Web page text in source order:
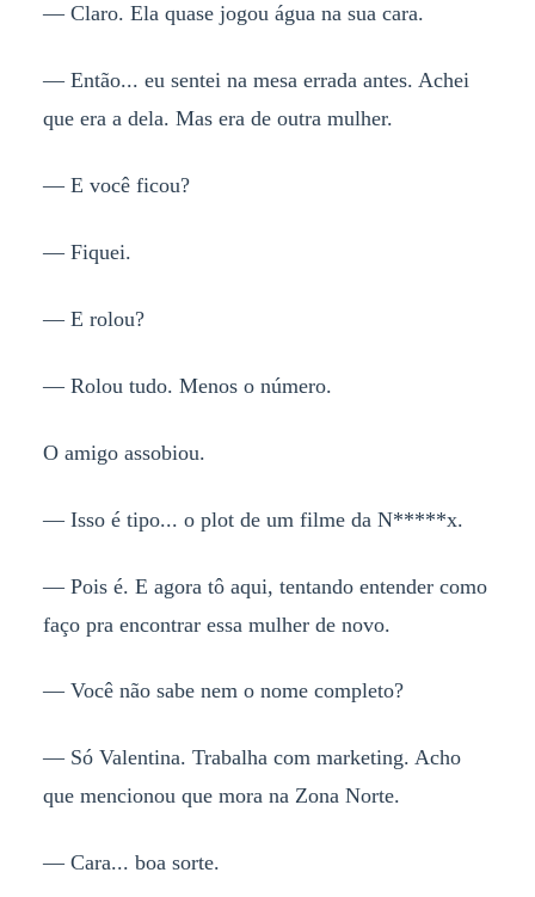
— Claro. Ela quase jogou água na sua cara.
— Então... eu sentei na mesa errada antes. Achei
que era a dela. Mas era de outra mulher.
— E você ficou?
— Fiquei.
— E rolou?
— Rolou tudo. Menos o número.
O amigo assobiou.
— Isso é tipo... o plot de um filme da N*****x.
— Pois é. E agora tô aqui, tentando entender como
faço pra encontrar essa mulher de novo.
— Você não sabe nem o nome completo?
— Só Valentina. Trabalha com marketing. Acho
que mencionou que mora na Zona Norte.
— Cara... boa sorte.